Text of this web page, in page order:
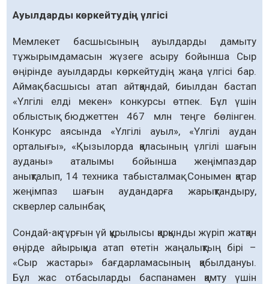
Ауылдарды көркейтудің үлгісі
Мемлекет басшысының ауылдарды дамыту
тұжырымдамасын жүзеге асыру бойынша Сыр
өңірінде ауылдарды көркейтудің жаңа үлгісі бар.
Аймақ басшысы атап айтқандай, биылдан бастап
«Үлгілі елді мекен» конкурсы өтпек. Бұл үшін
облыстық бюджеттен 467 млн теңге бөлінген.
Конкурс аясында «Үлгілі ауыл», «Үлгілі аудан
орталығы», «Қызылорда қаласының үлгілі шағын
ауданы» аталымы бойынша жеңімпаздар
анықталып, 14 техника табысталмақ. Сонымен қатар
жеңімпаз шағын аудандарға жарықтандыру,
скверлер салынбақ.
Сондай-ақ тұрғын үй құрылысы қарқынды жүріп жатқан
өңірде айырықша атап өтетін жаңалықтың бірі –
«Сыр жастары» бағдарламасының қабылдануы.
Бұл жас от­басы­ларды баспанамен қамту үшін